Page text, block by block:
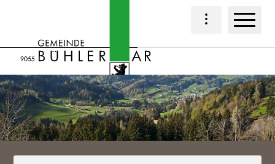
Navigieren in